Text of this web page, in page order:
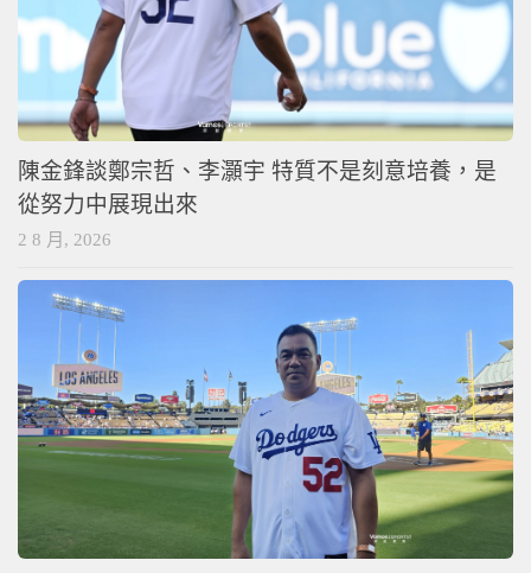
陳金鋒談鄭宗哲、李灝宇 特質不是刻意培養，是
從努力中展現出來
2 8 月, 2026